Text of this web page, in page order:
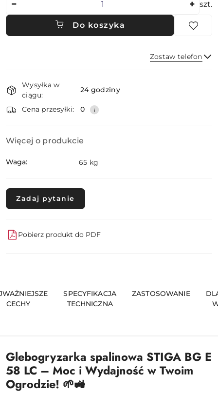
szt.
Do koszyka
Zostaw telefon
i
dostawa
Wysyłka w
ciągu:
24 godziny
Cena przesyłki: 0
Więcej o produkcie
Waga: 65 kg
Zadaj pytanie
Pobierz produkt do PDF
CECHY
SPECYFIKACJA
TECHNICZNA
ZASTOSOWANIE
Glebogryzarka spalinowa STIGA BG E
58 LC – Moc i Wydajność w Twoim
Ogrodzie! 🌱🚜